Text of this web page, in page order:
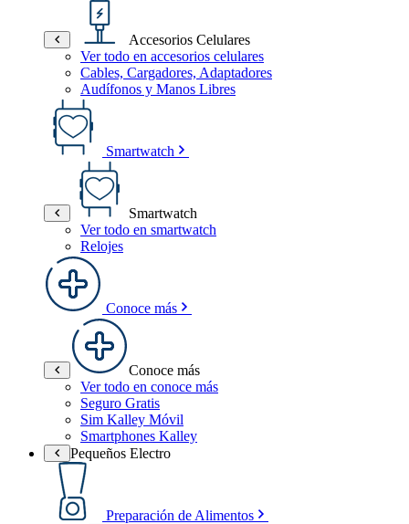
Accesorios Celulares
Ver todo en accesorios celulares
Cables, Cargadores, Adaptadores
Audífonos y Manos Libres
Smartwatch
Smartwatch
Ver todo en smartwatch
Relojes
Conoce más
Conoce más
Ver todo en conoce más
Seguro Gratis
Sim Kalley Móvil
Smartphones Kalley
Pequeños Electro
Preparación de Alimentos